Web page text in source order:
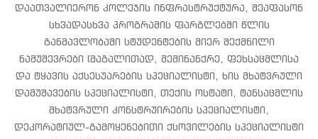
დაათვალიერონ კოლეჯის ინფრასტრუქტურა, შეაფასონ
სხვადასხვა პროგრამის ფარგლებში წლის
განმავლობაში სტუდენტების მიერ შექმნილი
ნამუშევრები (მაგალითად, მემინანქრე, ფეხსაცმლისა
და ტყავის აქსესუარების სპეციალისტი, ხის მხატვრული
დამუშავების სპეციალისტი, თექის ოსტატი, ტანსაცმლის
მხატვრული კონსტრუირების სპეციალისტი,
დეკორატიულ-გამოყენებითი ქსოვილების სპეციალისტი